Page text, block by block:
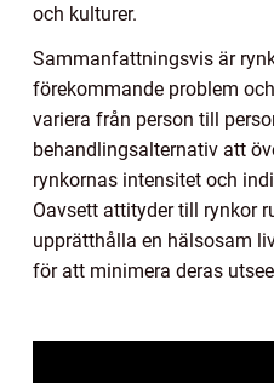
och kulturer.
Sammanfattningsvis är
förekommande problem
variera från person till
behandlingsalternativ att
rynkornas intensitet och
Oavsett attityder till rynkor
upprätthålla en hälsosam
för att minimera deras